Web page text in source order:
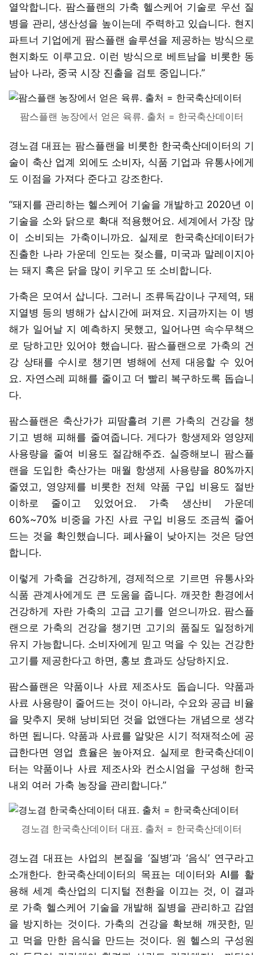
열악합니다. 팜스플랜의 가축 헬스케어 기술로 우선 질
병을 관리, 생산성을 높이는데 주력하고 있습니다. 현지
파트너 기업에게 팜스플랜 솔루션을 제공하는 방식으로
현지화도 이루고요. 이런 방식으로 베트남을 비롯한 동
남아 나라, 중국 시장 진출을 검토 중입니다.”
팜스플랜 농장에서 얻은 육류. 출처 = 한국축산데이터
경노겸 대표는 팜스플랜을 비롯한 한국축산데이터의 기
술이 축산 업계 외에도 소비자, 식품 기업과 유통사에게
도 이점을 가져다 준다고 강조한다.
“돼지를 관리하는 헬스케어 기술을 개발하고 2020년 이
기술을 소와 닭으로 확대 적용했어요. 세계에서 가장 많
이 소비되는 가축이니까요. 실제로 한국축산데이터가
진출한 나라 가운데 인도는 젖소를, 미국과 말레이지아
는 돼지 혹은 닭을 많이 키우고 또 소비합니다.
가축은 모여서 삽니다. 그러니 조류독감이나 구제역, 돼
지열병 등의 병해가 삽시간에 퍼져요. 지금까지는 이 병
해가 일어날 지 예측하지 못했고, 일어나면 속수무책으
로 당하고만 있어야 했습니다. 팜스플랜으로 가축의 건
강 상태를 수시로 챙기면 병해에 선제 대응할 수 있어
요. 자연스레 피해를 줄이고 더 빨리 복구하도록 돕습니
다.
팜스플랜은 축산가가 피땀흘려 기른 가축의 건강을 챙
기고 병해 피해를 줄여줍니다. 게다가 항생제와 영양제
사용량을 줄여 비용도 절감해주죠. 실증해보니 팜스플
랜을 도입한 축산가는 매월 항생제 사용량을 80%까지
줄였고, 영양제를 비롯한 전체 약품 구입 비용도 절반
이하로 줄이고 있었어요. 가축 생산비 가운데
60%~70% 비중을 가진 사료 구입 비용도 조금씩 줄어
드는 것을 확인했습니다. 폐사율이 낮아지는 것은 당연
합니다.
이렇게 가축을 건강하게, 경제적으로 기르면 유통사와
식품 관계사에게도 큰 도움을 줍니다. 깨끗한 환경에서
건강하게 자란 가축의 고급 고기를 얻으니까요. 팜스플
랜으로 가축의 건강을 챙기면 고기의 품질도 일정하게
유지 가능합니다. 소비자에게 믿고 먹을 수 있는 건강한
고기를 제공한다고 하면, 홍보 효과도 상당하지요.
팜스플랜은 약품이나 사료 제조사도 돕습니다. 약품과
사료 사용량이 줄어드는 것이 아니라, 수요와 공급 비율
을 맞추지 못해 낭비되던 것을 없앤다는 개념으로 생각
하면 됩니다. 약품과 사료를 알맞은 시기 적재적소에 공
급한다면 영업 효율은 높아져요. 실제로 한국축산데이
터는 약품이나 사료 제조사와 컨소시엄을 구성해 한국
내외 여러 가축 농장을 관리합니다.”
경노겸 한국축산데이터 대표. 출처 = 한국축산데이터
경노겸 대표는 사업의 본질을 ‘질병’과 ‘음식’ 연구라고
소개한다. 한국축산데이터의 목표는 데이터와 AI를 활
용해 세계 축산업의 디지털 전환을 이끄는 것, 이 결과
로 가축 헬스케어 기술을 개발해 질병을 관리하고 감염
을 방지하는 것이다. 가축의 건강을 확보해 깨끗한, 믿
고 먹을 만한 음식을 만드는 것이다. 원 헬스의 구성원